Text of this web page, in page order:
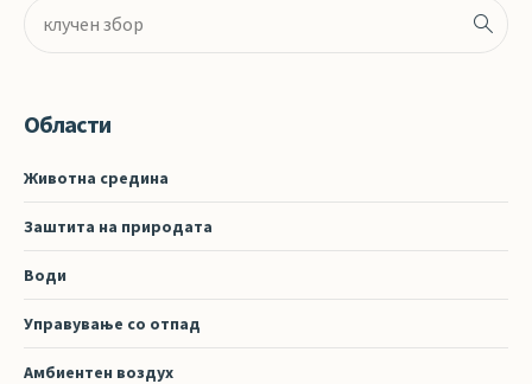
Области
Животна средина
Заштита на природата
Води
Управување со отпад
Амбиентен воздух